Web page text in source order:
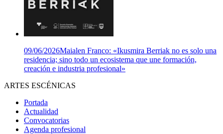
09/06/2026Maialen Franco: «Ikusmira Berriak no es solo una
residencia; sino todo un ecosistema que une formación,
creación e industria profesional»
ARTES ESCÉNICAS
Portada
Actualidad
Convocatorias
Agenda profesional